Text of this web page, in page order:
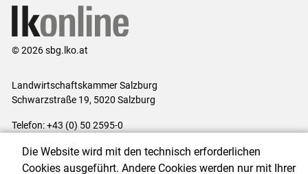
© 2026 sbg.lko.at
Landwirtschaftskammer Salzburg
Schwarzstraße 19, 5020 Salzburg
Telefon: +43 (0) 50 2595-0
Impressum|Kontakt|Datenschutzerklärung|Barrierefreiheit|
Die Website wird mit den technisch erforderlichen
Cookies ausgeführt. Andere Cookies werden nur mit Ihrer